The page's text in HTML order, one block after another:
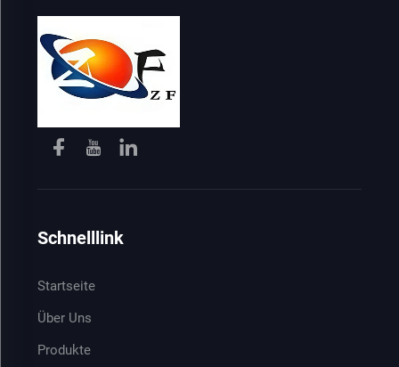
Schnelllink
Startseite
Über Uns
Produkte